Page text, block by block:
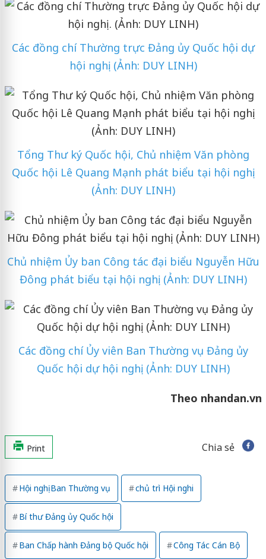
Các đồng chí Thường trực Đảng ủy Quốc hội dự
hội nghị. (Ảnh: DUY LINH)
Tổng Thư ký Quốc hội, Chủ nhiệm Văn phòng
Quốc hội Lê Quang Mạnh phát biểu tại hội nghị.
(Ảnh: DUY LINH)
Chủ nhiệm Ủy ban Công tác đại biểu Nguyễn Hữu
Đông phát biểu tại hội nghị. (Ảnh: DUY LINH)
Các đồng chí Ủy viên Ban Thường vụ Đảng ủy
Quốc hội dự hội nghị. (Ảnh: DUY LINH)
Theo nhandan.vn
Print Chia sẻ
Hội nghị Ban Thường vụ chủ trì Hội nghi
Bí thư Đảng ủy Quốc hội
Ban Chấp hành Đảng bộ Quốc hội Công Tác Cán Bộ